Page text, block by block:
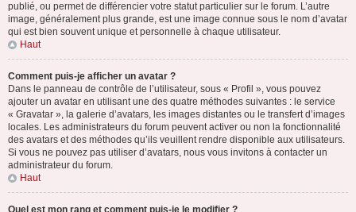
publié, ou permet de différencier votre statut particulier sur le forum. L’autre
image, généralement plus grande, est une image connue sous le nom d’avatar
qui est bien souvent unique et personnelle à chaque utilisateur.
Haut
Comment puis-je afficher un avatar ?
Dans le panneau de contrôle de l’utilisateur, sous « Profil », vous pouvez
ajouter un avatar en utilisant une des quatre méthodes suivantes : le service
« Gravatar », la galerie d’avatars, les images distantes ou le transfert d’images
locales. Les administrateurs du forum peuvent activer ou non la fonctionnalité
des avatars et des méthodes qu’ils veuillent rendre disponible aux utilisateurs.
Si vous ne pouvez pas utiliser d’avatars, nous vous invitons à contacter un
administrateur du forum.
Haut
Quel est mon rang et comment puis-je le modifier ?